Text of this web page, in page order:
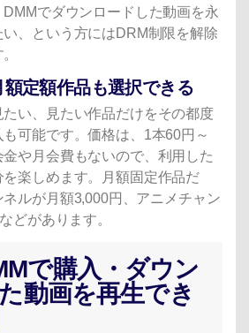
でダウンロードした動画を永
、という方にはDRM制限を解除
定額作品も選択できる
い、見たい作品だけをその都度
可能です。価格は、1本60円～
や月会費もないので、利用した
楽しめます。月額固定作品だ
ネルが月額3,000円、アニメチャン
どがあります。
で購入・ダウン
動画を再生でき